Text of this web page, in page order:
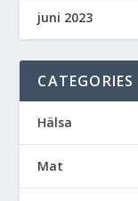
juni 2023
CATEGORIES
Hälsa
Mat